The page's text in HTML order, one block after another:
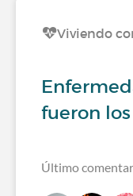
Viviendo
fueron
Último